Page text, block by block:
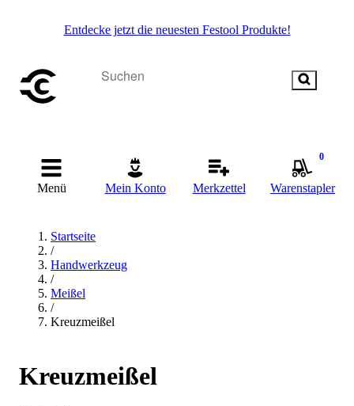
Entdecke jetzt die neuesten Festool Produkte!
Menü Mein Konto Merkzettel
0
Warenstapler
Startseite
/
Handwerkzeug
/
Meißel
/
Kreuzmeißel
Kreuzmeißel